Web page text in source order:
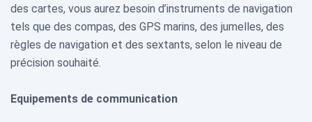
des cartes, vous aurez besoin d’instruments de navigation
tels que des compas, des GPS marins, des jumelles, des
règles de navigation et des sextants, selon le niveau de
précision souhaité.
Equipements de communication